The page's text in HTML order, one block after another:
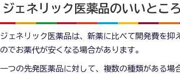
ジェネリック医薬品のいいところ
ジェネリック医薬品は、新薬に比べて開発費を抑
のでお薬代が安くなる場合があります。
一つの先発医薬品に対して、複数の種類がある